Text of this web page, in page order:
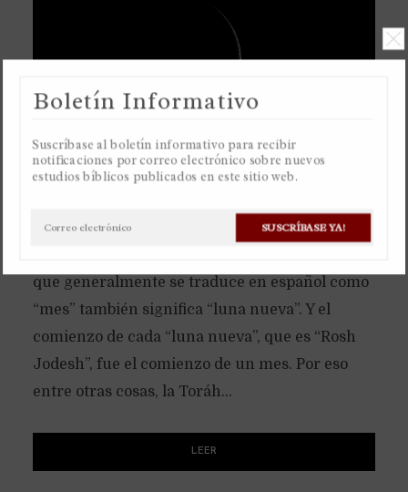
únicamente en la luna, un calendario lunar.
que generalmente se traduce en español como
“mes” también significa “luna nueva”. Y el
comienzo de cada “luna nueva”, que es “Rosh
Jodesh”, fue el comienzo de un mes. Por eso
entre otras cosas, la Toráh...
LEER
SUSCRÍBASE YA!
Boletín Informativo
Suscríbase al boletín informativo para recibir
notificaciones por correo electrónico sobre nuevos
estudios bíblicos publicados en este sitio web.